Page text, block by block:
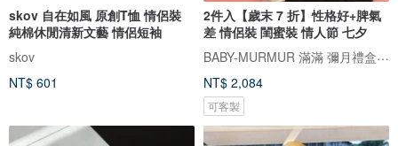
skov 自在如風 原創T恤 情侶裝
純棉休閒清新文藝 情侶短袖
skov
NT$ 601
2件入【歲末 7 折】性格好+脾氣
差 情侶裝 閨蜜裝 情人節 七夕
BABY-MURMUR 滿滿 彌月禮盒 親子裝
NT$ 2,084
可客製